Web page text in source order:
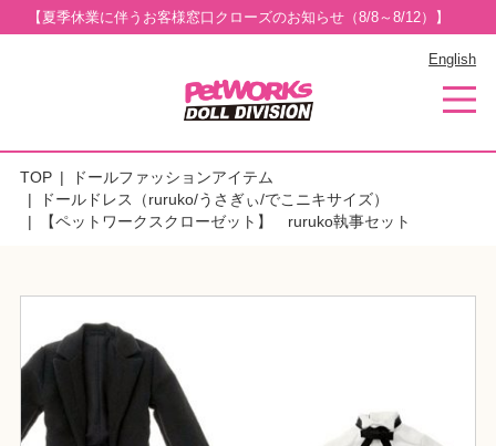
【夏季休業に伴うお客様窓口クローズのお知らせ（8/8～8/12）】
English
TOP
ドールファッションアイテム
ドールドレス（ruruko/うさぎぃ/でこニキサイズ）
【ペットワークスクローゼット】 ruruko執事セット